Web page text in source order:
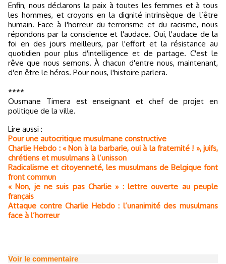
Enfin, nous déclarons la paix à toutes les femmes et à tous
les hommes, et croyons en la dignité intrinsèque de l’être
humain. Face à l'horreur du terrorisme et du racisme, nous
répondons par la conscience et l'audace. Oui, l'audace de la
foi en des jours meilleurs, par l'effort et la résistance au
quotidien pour plus d'intelligence et de partage. C'est le
rêve que nous semons. À chacun d'entre nous, maintenant,
d'en être le héros. Pour nous, l'histoire parlera.
****
Ousmane Timera est enseignant et chef de projet en
politique de la ville.
Lire aussi :
Pour une autocritique musulmane constructive
Charlie Hebdo : « Non à la barbarie, oui à la fraternité ! », juifs,
chrétiens et musulmans à l’unisson
Radicalisme et citoyenneté, les musulmans de Belgique font
front commun
« Non, je ne suis pas Charlie » : lettre ouverte au peuple
français
Attaque contre Charlie Hebdo : l’unanimité des musulmans
face à l’horreur
Voir le commentaire